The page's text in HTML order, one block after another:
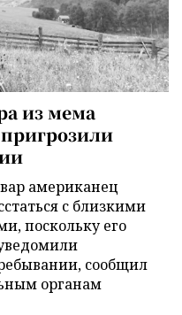
из мема
американец
с близкими
поскольку его
сообщил
органам